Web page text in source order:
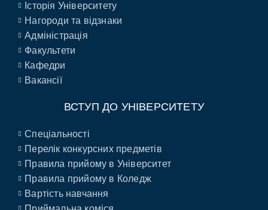
Історія Університету
Нагороди та відзнаки
Адміністрація
Факультети
Кафедри
Вакансії
ВСТУП ДО УНІВЕРСИТЕТУ
Спеціальності
Перелік конкурсних предметів
Правила прийому в Університет
Правила прийому в Коледж
Вартість навчання